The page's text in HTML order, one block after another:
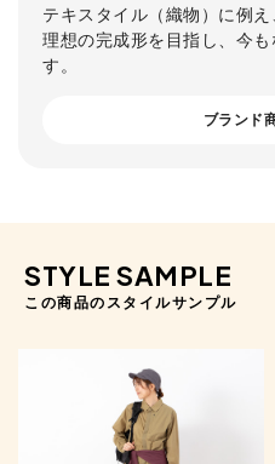
テキスタイル（織物）に例え
理想の完成形を目指し、今
す。
ブランド
STYLE SAMPLE
この商品のスタイルサンプル